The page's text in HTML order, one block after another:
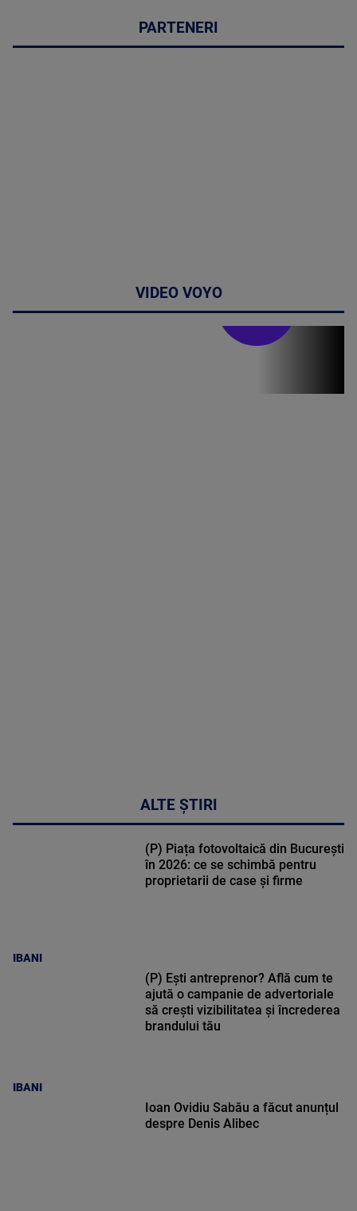
PARTENERI
VIDEO VOYO
ALTE ȘTIRI
IBANI
(P) Piața fotovoltaică din București
în 2026: ce se schimbă pentru
proprietarii de case și firme
IBANI
(P) Ești antreprenor? Află cum te
ajută o campanie de advertoriale
să crești vizibilitatea și încrederea
brandului tău
Ioan Ovidiu Sabău a făcut anunțul
despre Denis Alibec